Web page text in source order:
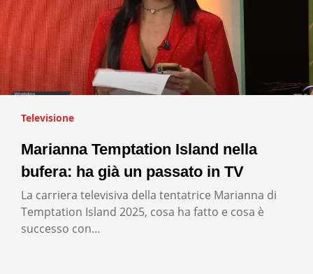
Televisione
Marianna Temptation Island nella
bufera: ha già un passato in TV
La carriera televisiva della tentatrice Marianna di
Temptation Island 2025, cosa ha fatto e cosa è
successo con…